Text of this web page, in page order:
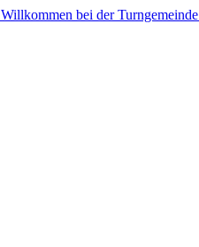
Willkommen bei der